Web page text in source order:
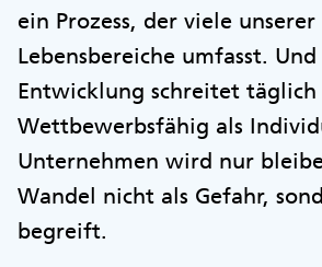
ein Prozess, der viele unserer
Lebensbereiche umfasst. Und
Entwicklung schreitet
Wettbewerbsfähig als
Unternehmen wird nur
Wandel nicht als Gefahr,
begreift.